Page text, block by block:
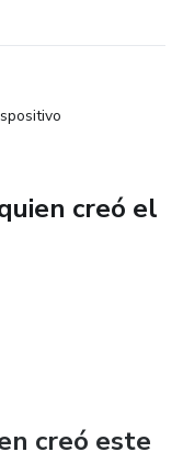
inconsciente y
creó el
creó este